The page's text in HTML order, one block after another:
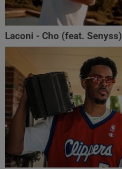
Laconi - Cho (feat. ‪Senyss)‬